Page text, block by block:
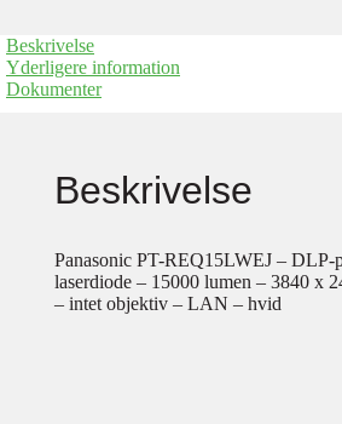
Beskrivelse
Yderligere information
Dokumenter
Beskrivelse
Panasonic PT-REQ15LWEJ – DLP-
laserdiode – 15000 lumen – 3840 x
– intet objektiv – LAN – hvid